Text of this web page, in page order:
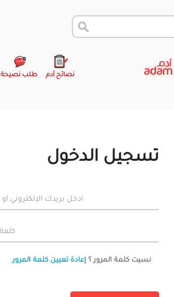
نصائح آدم طلب نصيحة
تسجيل الدخول
نسيت كلمة المرور ؟ إعادة تعيين كلمة المرور